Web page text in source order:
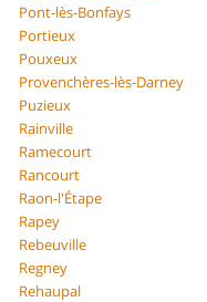
Pont-lès-Bonfays
Portieux
Pouxeux
Provenchères-lès-Darney
Puzieux
Rainville
Ramecourt
Rancourt
Raon-l'Étape
Rapey
Rebeuville
Regney
Rehaupal